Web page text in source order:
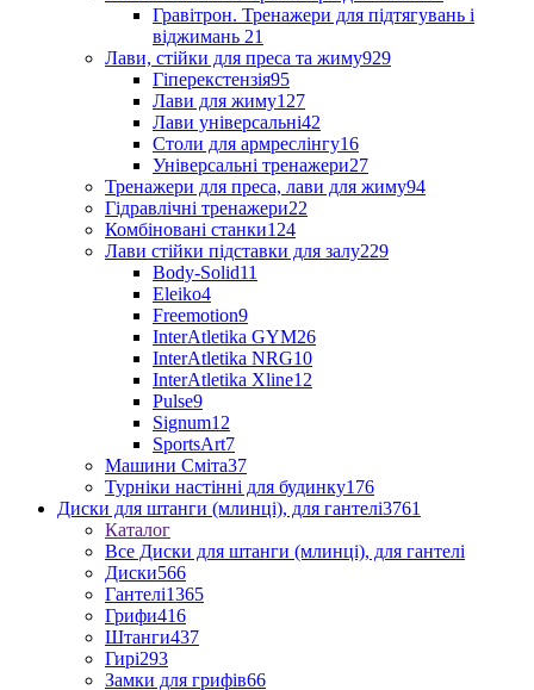
Гравітрон. Тренажери для підтягувань і
віджимань 21
Лави, стійки для преса та жиму929
Гіперекстензія95
Лави для жиму127
Лави універсальні42
Столи для армреслінгу16
Універсальні тренажери27
Тренажери для преса, лави для жиму94
Гідравлічні тренажери22
Комбіновані станки124
Лави стійки підставки для залу229
Body-Solid11
Eleiko4
Freemotion9
InterAtletika GYM26
InterAtletika NRG10
InterAtletika Xline12
Pulse9
Signum12
SportsArt7
Машини Сміта37
Турніки настінні для будинку176
Диски для штанги (млинці), для гантелі3761
Каталог
Все Диски для штанги (млинці), для гантелі
Диски566
Гантелі1365
Грифи416
Штанги437
Гирі293
Замки для грифів66